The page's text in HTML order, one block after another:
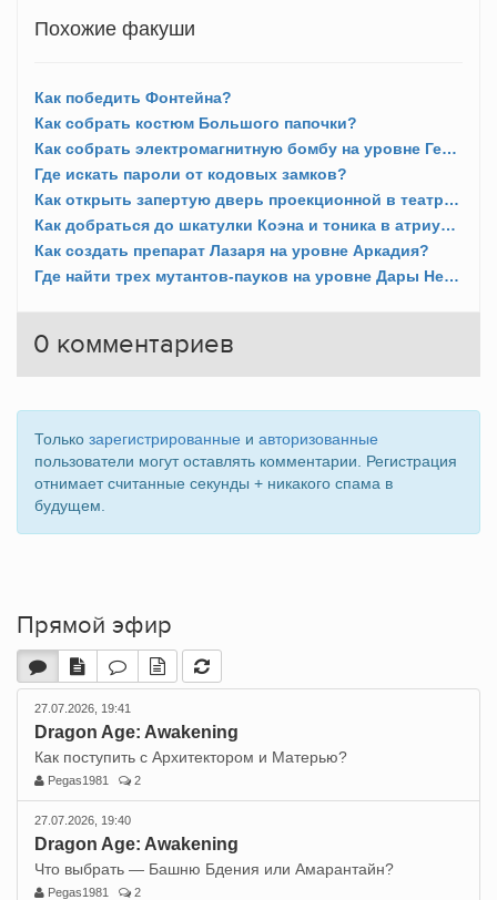
Похожие факуши
Как победить Фонтейна?
Как собрать костюм Большого папочки?
Как собрать электромагнитную бомбу на уровне Гефест?
Где искать пароли от кодовых замков?
Как открыть запертую дверь проекционной в театре «Флит-Холл»?
Как добраться до шкатулки Коэна и тоника в атриуме Форта «Веселый»?
Как создать препарат Лазаря на уровне Аркадия?
Где найти трех мутантов-пауков на уровне Дары Нептуна?
0 комментариев
Только зарегистрированные и авторизованные
пользователи могут оставлять комментарии. Регистрация
отнимает считанные секунды + никакого спама в
будущем.
Прямой эфир
27.07.2026, 19:41
Dragon Age: Awakening
Как поступить с Архитектором и Матерью?
Pegas1981 2
27.07.2026, 19:40
Dragon Age: Awakening
Что выбрать — Башню Бдения или Амарантайн?
Pegas1981 2